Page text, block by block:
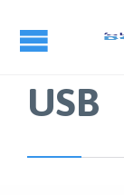
USB